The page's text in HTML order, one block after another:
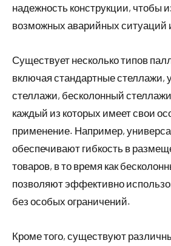
надежность конструкции, чтобы
возможных аварийных ситуаций
Существует несколько типов
включая стандартные стеллажи,
стеллажи, бесколонный
каждый из которых имеет свои
применение. Например,
обеспечивают гибкость в
товаров, в то время как
позволяют эффективно
без особых ограничений.
Кроме того, существуют